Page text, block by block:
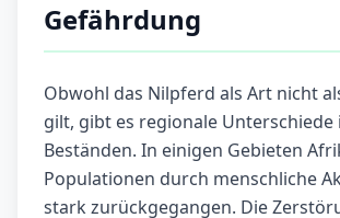
Gefährdung
Obwohl das Nilpferd als Art nicht
gilt, gibt es regionale Unterschiede
Beständen. In einigen Gebieten
Populationen durch menschliche
stark zurückgegangen. Die